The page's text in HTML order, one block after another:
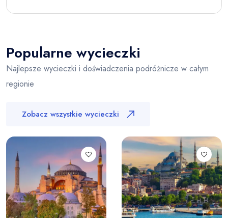
Popularne wycieczki
Najlepsze wycieczki i doświadczenia podróżnicze w całym
regionie
Zobacz wszystkie wycieczki